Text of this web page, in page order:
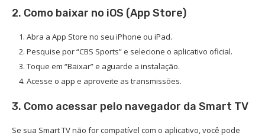
2. Como baixar no iOS (App Store)
Abra a App Store no seu iPhone ou iPad.
Pesquise por “CBS Sports” e selecione o aplicativo oficial.
Toque em “Baixar” e aguarde a instalação.
Acesse o app e aproveite as transmissões.
3. Como acessar pelo navegador da Smart TV
Se sua Smart TV não for compatível com o aplicativo, você pode